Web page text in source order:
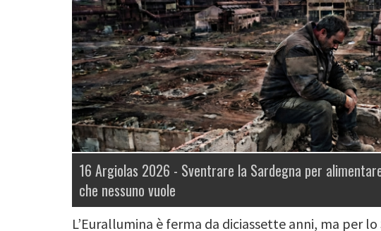
16 Argiolas 2026 - Sventrare la Sardegna per
che nessuno vuole
L’Eurallumina è ferma da diciassette anni, ma per